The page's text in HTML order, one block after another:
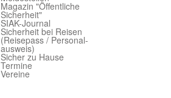
Magazin "Öffentliche
Sicherheit"
SIAK-Journal
Sicherheit bei Reisen
(Reise­pass / Personal­
ausweis)
Sicher zu Hause
Termine
Vereine